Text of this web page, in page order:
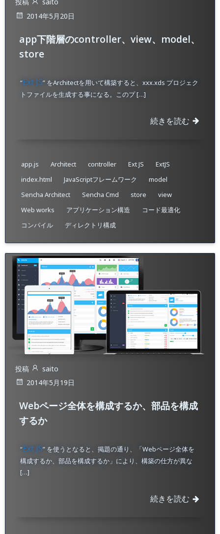
2014年5月20日
app下階層のcontroller、view、model、
store
“Ext JS” をArchitectを用いて構築すると、xxx.xds プロジェク
トファイルを生成する事になる。このプ […]
続きを読む
app.js Architect controller Ext JS
ExtJS
index.html
JavaScriptフレームワーク
model
Sencha Architect
Sencha Cmd store
view
Web works
アプリケーション構造
コード最適化
コンパイル
ディレクトリ構成
投稿
saito
2014年5月19日
Webページ全体を構成するか、部品を構成
するか
“Ext JS” を使うとなると、掲題の通り、「Webページ全体を
構成するか、部品を構成するか」により、構築の仕方が異な
[…]
続きを読む